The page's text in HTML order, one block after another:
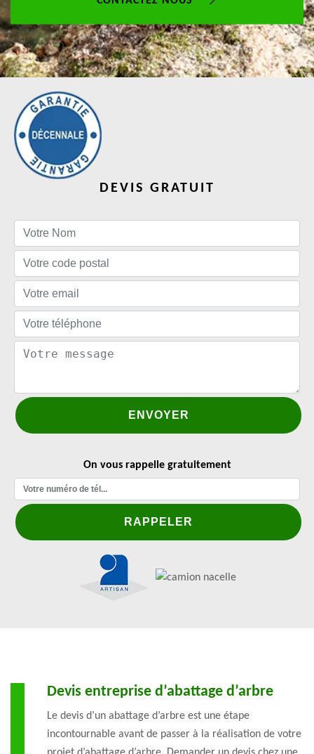
DEVIS GRATUIT
On vous rappelle gratuitement
Devis entreprise d’abattage d’arbre
Le devis d’un abattage d’arbre est une étape
incontournable avant de passer à la réalisation de votre